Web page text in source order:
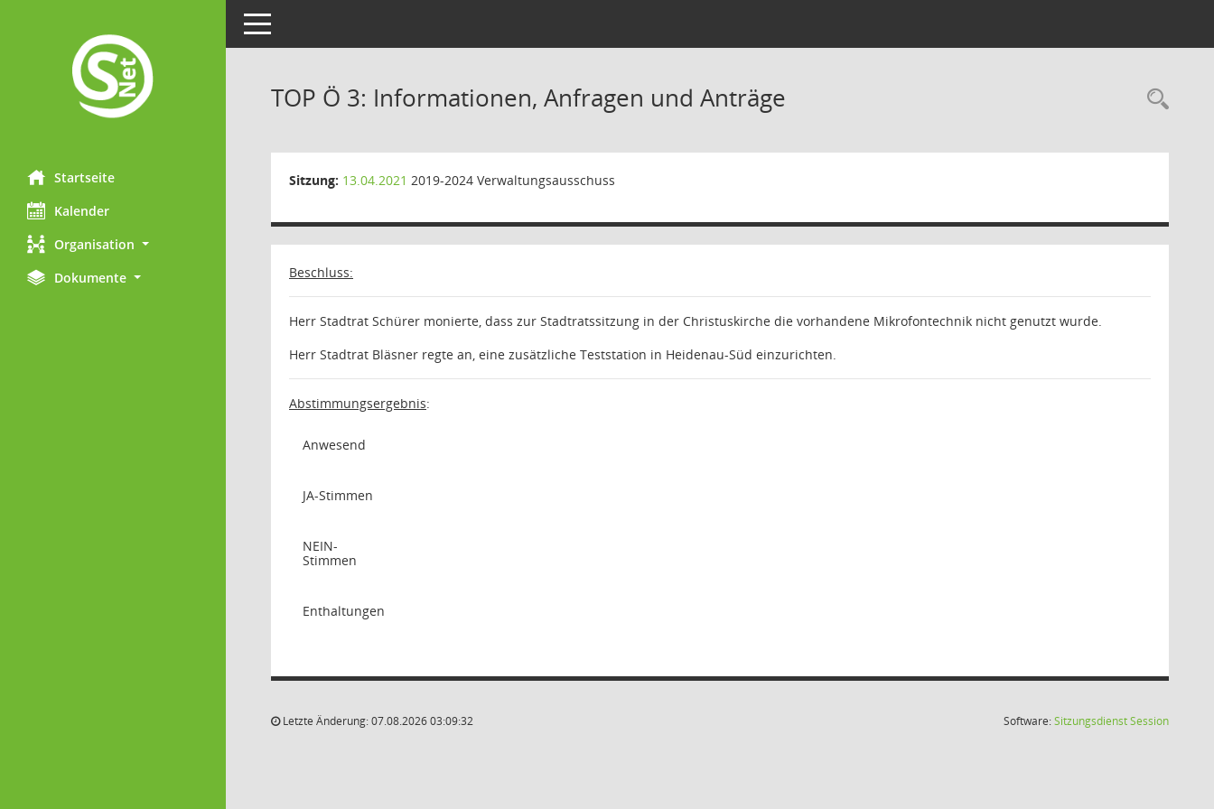
Startseite
Kalender
Organisation
Dokumente
Toggle navigation
TOP Ö 3: Informationen, Anfragen und Anträge
Sitzung: 13.04.2021 2019-2024 Verwaltungsausschuss
Beschluss:
Herr Stadtrat Schürer monierte, dass zur Stadtratssitzung in der Christuskirche die vorhandene Mikrofontechnik nicht genutzt wurde.
Herr Stadtrat Bläsner regte an, eine zusätzliche Teststation in Heidenau-Süd einzurichten.
Abstimmungsergebnis:
Anwesend
JA-Stimmen
NEIN-
Stimmen
Enthaltungen
Letzte Änderung: 07.08.2026 03:09:32 Software:SitzungsdienstSession(Wird in